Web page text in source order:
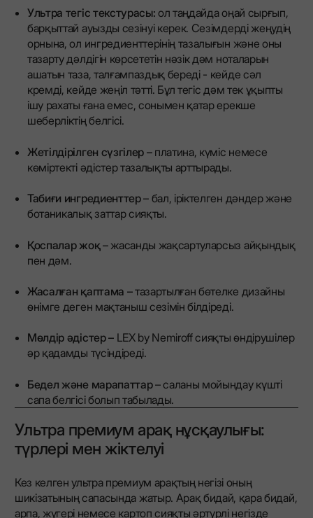
Ультра тегіс текстурасы:ол таңдайда оңай сырғып,
барқыттай ауызды сезінуі керек. Сезімдерді жеңудің
орнына, ол ингредиенттерінің тазалығын және оны
тазарту дәлдігін көрсететін нәзік дәм ноталарын
ашатын таза, талғампаздық береді - кейде сәл
кремді, кейде жеңіл тәтті. Бұл тегіс дәм тек ұқыпты
ішу рахаты ғана емес, сонымен қатар ерекше
шеберліктің белгісі.
Жетілдірілген сүзгілер –платина, күміс немесе
көміртекті әдістер тазалықты арттырады.
Табиғи ингредиенттер– бал, іріктелген дәндер және
ботаникалық заттар сияқты.
Қоспалар жоқ– жасанды жақсартуларсыз айқындық
пен дәм.
Жасалған қаптама –тазартылған бөтелке дизайны
өнімге деген мақтаныш сезімін білдіреді.
Мөлдір әдістер – LEX by Nemiroff сияқты өндірушілер
әр қадамды түсіндіреді.
Бедел және марапаттар– саланы мойындау күшті
сапа белгісі болып табылады.
Ультра премиум арақ нұсқаулығы:
түрлері мен жіктелуі
Кез келген ультра премиум арақтың негізі оның
шикізатының сапасында жатыр. Арақ бидай, қара бидай,
арпа, жүгері немесе картоп сияқты әртүрлі негізде